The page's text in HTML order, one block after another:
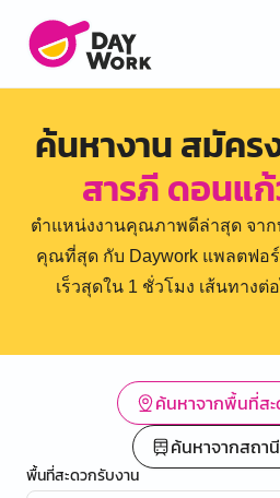
ค้นหางาน สมัคร
สารภี ดอนแ
ตำแหน่งงานคุณภาพดีล่าสุด จา
คุณที่สุด กับ Daywork แพลตฟอ
เร็วสุดใน 1 ชั่วโมง เส้นทาง
ค้นหาจากพื้นที่ส
ค้นหาจากสถา
พื้นที่สะดวกรับงาน